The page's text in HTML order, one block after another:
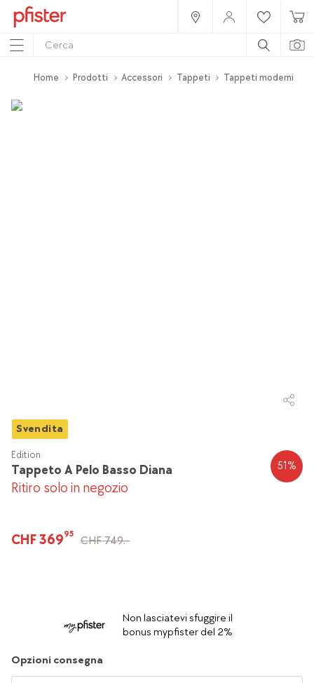
Home Prodotti Accessori Tappeti Tappeti moderni
Svendita
Tappeto A Pelo Basso Diana
Edition
Ritiro solo in negozio
51%
CHF 36995
CHF 749.-
Non lasciatevi sfuggire il
bonus mypfister del 2%
Opzioni consegna